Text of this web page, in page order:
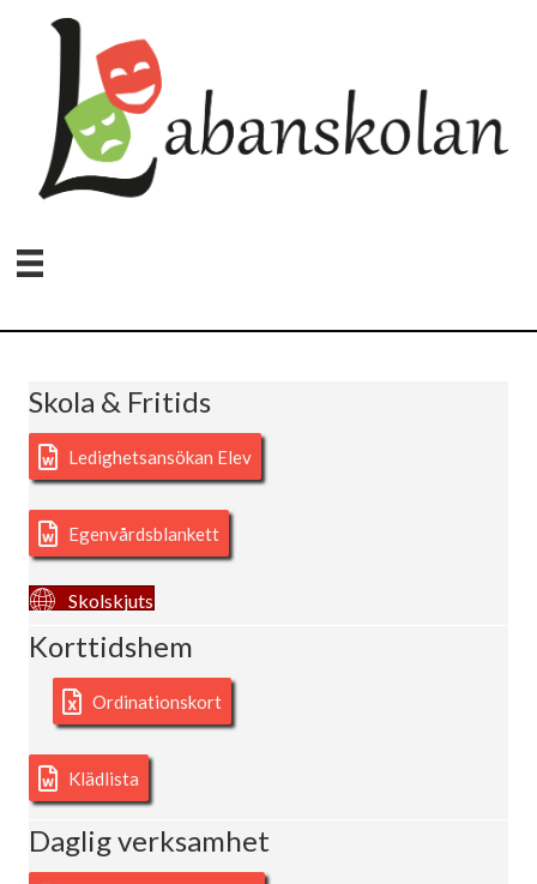
Skola & Fritids
Ledighetsansökan Elev
Egenvårdsblankett
Skolskjuts
Korttidshem
Ordinationskort
Klädlista
Daglig verksamhet